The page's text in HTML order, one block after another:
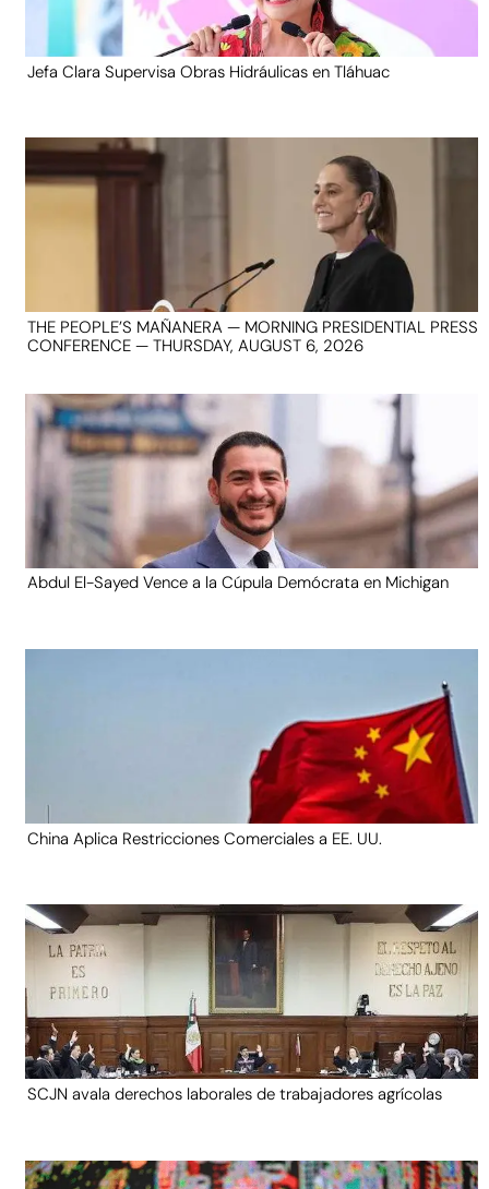
Jefa Clara Supervisa Obras Hidráulicas en Tláhuac
THE PEOPLE’S MAÑANERA — MORNING PRESIDENTIAL PRESS
CONFERENCE — THURSDAY, AUGUST 6, 2026
Abdul El-Sayed Vence a la Cúpula Demócrata en Michigan
China Aplica Restricciones Comerciales a EE. UU.
SCJN avala derechos laborales de trabajadores agrícolas